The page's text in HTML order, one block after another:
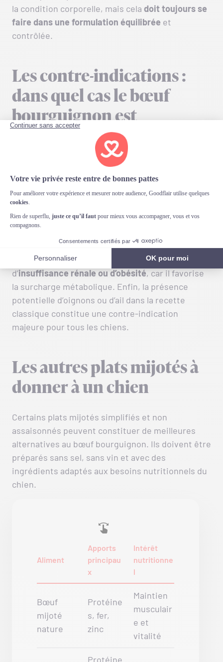
la condition corporelle, mais cela doit toujours se
faire dans une formulation équilibrée et
contrôlée.
Les contre-indications :
dans quel cas le bœuf
bourguignon est
déconseillé ?
Le bœuf bourguignon est déconseillé chez les
chiens souffrant depancréatite, car sa richesse
en graisses peut déclencher une crise aiguë. Il est
également inadapté aux chiens
hypertendus en raison de sa teneur en sel. Les
calorique et lipidique perturbe l’équilibre
glycémique. Ce plat est aussi déconseillé en cas
d’insuffisance rénale ou d’obésité, car il favorise
la surcharge métabolique. Enfin, la présence
potentielle d’oignons ou d’ail dans la recette
classique constitue une contre-indication
majeure pour tous les chiens.
Les autres plats mijotés à
donner à un chien
Certains plats mijotés simplifiés et non
assaisonnés peuvent constituer de meilleures
alternatives au bœuf bourguignon. Ils doivent être
préparés sans sel, sans vin et avec des
ingrédients adaptés aux besoins nutritionnels du
chien.
Aliment
Apports
principau
x
Intérêt
nutritionne
l
Bœuf
mijoté
nature
Protéine
s, fer,
zinc
Maintien
musculair
e et
vitalité
Protéine